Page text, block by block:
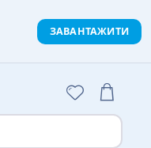
ЗАВАНТАЖИТИ